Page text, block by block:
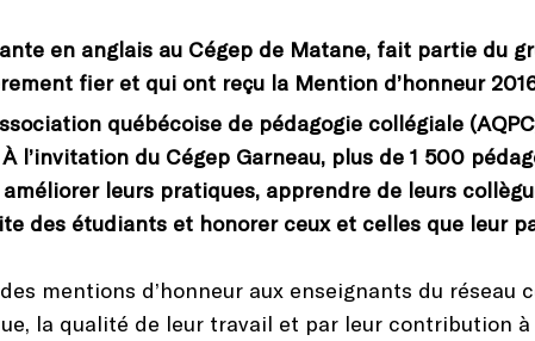
en anglais au Cégep de Matane, fait partie du
fier et qui ont reçu la Mention d’honneur
québécoise de pédagogie collégiale
l’invitation du Cégep Garneau, plus de 1 500
leurs pratiques, apprendre de leurs
des étudiants et honorer ceux et celles que leur
mentions d’honneur aux enseignants du
la qualité de leur travail et par leur contribution